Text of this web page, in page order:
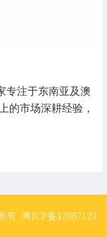
专注于东南亚及澳
的市场深耕经验，
有 粤ICP备12087129